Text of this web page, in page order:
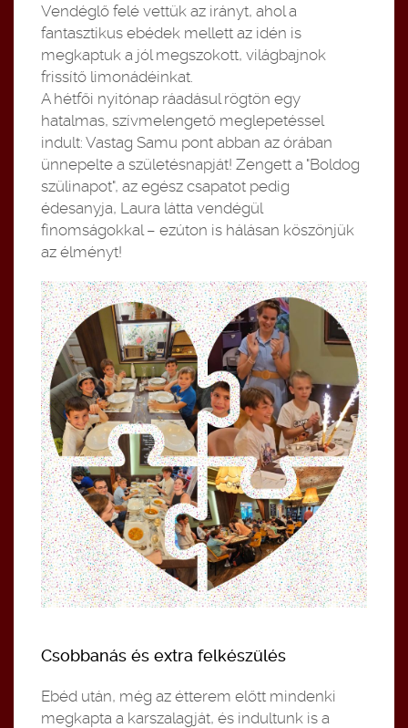
Vendéglő felé vettük az irányt, ahol a
fantasztikus ebédek mellett az idén is
megkaptuk a jól megszokott, világbajnok
frissítő limonádéinkat.
A hétfői nyitónap ráadásul rögtön egy
hatalmas, szívmelengető meglepetéssel
indult: Vastag Samu pont abban az órában
ünnepelte a születésnapját! Zengett a "Boldog
szülinapot", az egész csapatot pedig
édesanyja, Laura látta vendégül
finomságokkal – ezúton is hálásan köszönjük
az élményt!
Csobbanás és extra felkészülés
Ebéd után, még az étterem előtt mindenki
megkapta a karszalagját, és indultunk is a